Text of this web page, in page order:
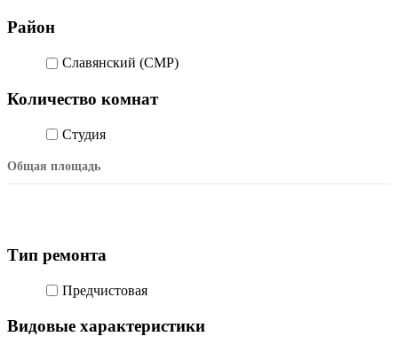
Район
Славянский (СМР)
Количество комнат
Студия
Общая площадь
Тип ремонта
Предчистовая
Видовые характеристики